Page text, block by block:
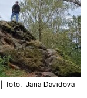
foto: Jana Davidová-